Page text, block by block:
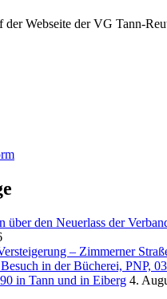
Webseite der VG Tann-
über den Neuerlass der
– Zimmerner
in der Bücherei, PNP,
in Tann und in Eiberg 4.